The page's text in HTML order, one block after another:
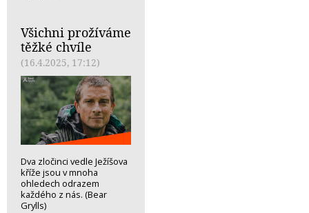
Všichni prožíváme
těžké chvíle
(16.4.2025, 17:12)
Dva zločinci vedle Ježíšova
kříže jsou v mnoha
ohledech odrazem
každého z nás. (Bear
Grylls)